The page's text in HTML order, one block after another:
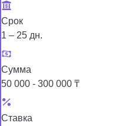
Срок
1 – 25 дн.
Сумма
50 000 - 300 000 ₸
Ставка